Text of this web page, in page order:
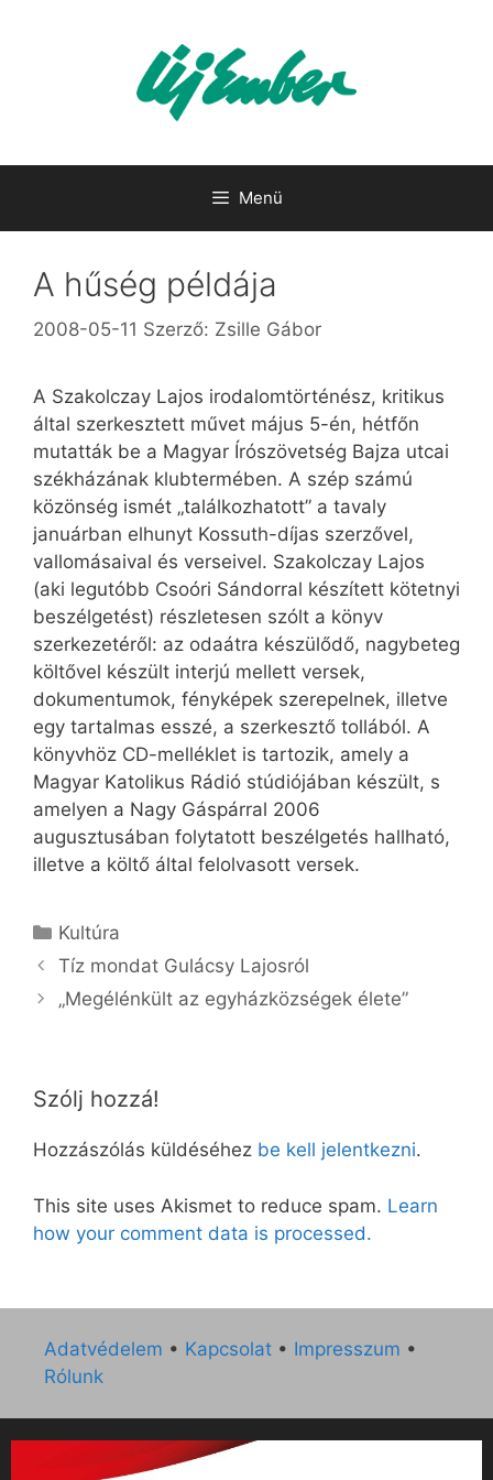
Menü
A hűség példája
2008-05-11 Szerző: Zsille Gábor
A Szakolczay Lajos irodalomtörténész, kritikus
által szerkesztett művet május 5-én, hétfőn
mutatták be a Magyar Írószövetség Bajza utcai
székházának klubtermében. A szép számú
közönség ismét „találkozhatott” a tavaly
januárban elhunyt Kossuth-díjas szerzővel,
vallomásaival és verseivel. Szakolczay Lajos
(aki legutóbb Csoóri Sándorral készített kötetnyi
beszélgetést) részletesen szólt a könyv
szerkezetéről: az odaátra készülődő, nagybeteg
költővel készült interjú mellett versek,
dokumentumok, fényképek szerepelnek, illetve
egy tartalmas esszé, a szerkesztő tollából. A
könyvhöz CD-melléklet is tartozik, amely a
Magyar Katolikus Rádió stúdiójában készült, s
amelyen a Nagy Gáspárral 2006
augusztusában folytatott beszélgetés hallható,
illetve a költő által felolvasott versek.
Kategória
Kultúra
Tíz mondat Gulácsy Lajosról
„Megélénkült az egyházközségek élete”
Szólj hozzá!
Hozzászólás küldéséhez be kell jelentkezni.
This site uses Akismet to reduce spam. Learn
how your comment data is processed.
Adatvédelem • Kapcsolat • Impresszum •
Rólunk